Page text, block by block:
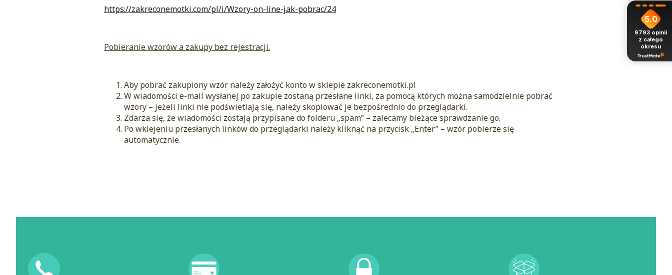
https://zakreconemotki.com/pl/i/Wzory-on-line-jak-pobrac/24
Pobieranie wzorów a zakupy bez rejestracji.
Aby pobrać zakupiony wzór należy założyć konto w sklepie zakreconemotki.pl
W wiadomości e-mail wysłanej po zakupie zostaną przesłane linki, za pomocą których można samodzielnie pobrać
wzory – jeżeli linki nie podświetlają się, należy skopiować je bezpośrednio do przeglądarki.
Zdarza się, że wiadomości zostają przypisane do folderu „spam” – zalecamy bieżące sprawdzanie go.
Po wklejeniu przesłanych linków do przeglądarki należy kliknąć na przycisk „Enter” – wzór pobierze się
automatycznie.
5.0
9793 opinii
z całego
okresu